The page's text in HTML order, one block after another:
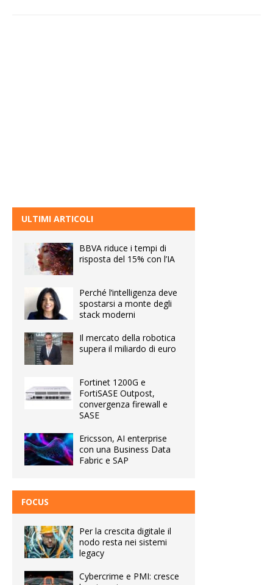
ULTIMI ARTICOLI
BBVA riduce i tempi di
risposta del 15% con l’IA
Perché l’intelligenza deve
spostarsi a monte degli
stack moderni
Il mercato della robotica
supera il miliardo di euro
Fortinet 1200G e
FortiSASE Outpost,
convergenza firewall e
SASE
Ericsson, AI enterprise
con una Business Data
Fabric e SAP
FOCUS
Per la crescita digitale il
nodo resta nei sistemi
legacy
Cybercrime e PMI: cresce